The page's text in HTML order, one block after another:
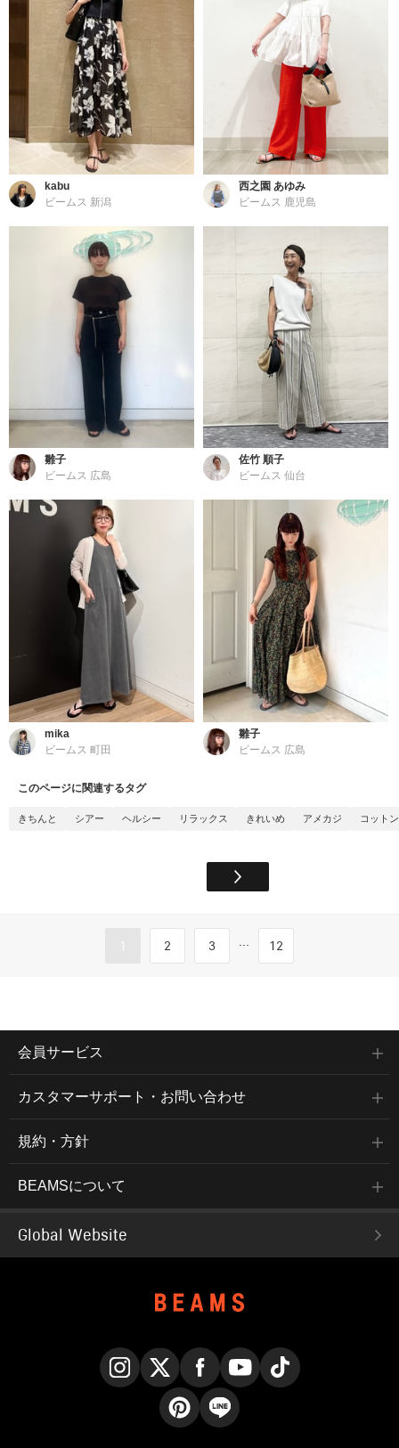
kabu
ビームス 新潟
西之園 あゆみ
ビームス 鹿児島
雛子
ビームス 広島
佐竹 順子
ビームス 仙台
mika
ビームス 町田
雛子
ビームス 広島
このページに関連するタグ
きちんと シアー ヘルシー リラックス きれいめ アメカジ コット
1 2 3 ... 12
会員サービス
カスタマーサポート・お問い合わせ
規約・方針
BEAMSについて
Global Website